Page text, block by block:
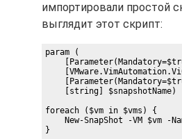
импортировали простой
выглядит этот скрипт:
param (
    [string] $snapshotName)
foreach ($vm in $vms) {
New-SnapShot -VM $vm -
}